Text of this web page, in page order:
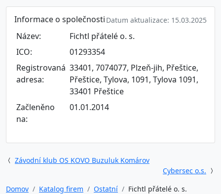
Informace o společnosti Datum aktualizace: 15.03.2025
Název:
Fichtl přátelé o. s.
ICO:
01293354
Registrovaná
adresa:
33401, 7074077, Plzeň-jih, Přeštice,
Přeštice, Tylova, 1091, Tylova 1091,
33401 Přeštice
Začleněno
na:
01.01.2014
Závodní klub OS KOVO Buzuluk Komárov
Cybersec o.s.
Domov
Katalog firem Ostatní Fichtl přátelé o. s.